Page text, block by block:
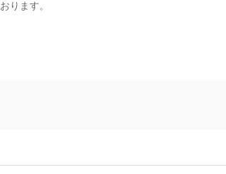
ります。